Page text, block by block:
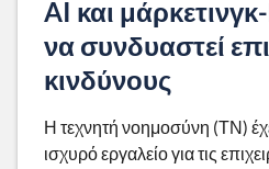
AI και
να συνδυαστεί
κινδύνους
Η τεχνητή νοημοσύνη (ΤΝ)
ισχυρό εργαλείο για τις